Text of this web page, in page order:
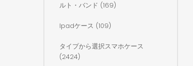
ルト・バンド (169)
Ipadケース (109)
タイプから選択スマホケース
(2424)